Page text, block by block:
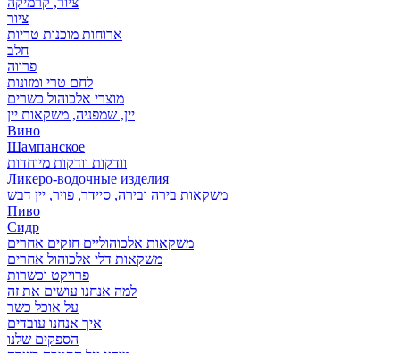
ציור
ארוחות מוכנות טריות
חלב
פרווה
לחם טרי ומזונות
מוצרי אלכוהול כשרים
יין, שמפניה, משקאות יין
Вино
Шампанское
וודקות וודקות מיוחדות
Ликеро-водочные изделия
משקאות בירה ובירה, סיידר, פויר, יין דבש
Пиво
Сидр
משקאות אלכוהוליים חזקים אחרים
משקאות דלי אלכוהול אחרים
פרויקט וכשרות
למה אנחנו עושים את זה
על אוכל כשר
איך אנחנו עובדים
הספקים שלנו